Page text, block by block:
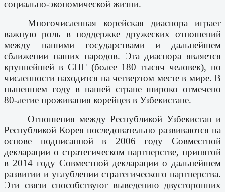
социально-экономической жизни.
Многочисленная корейская диаспора играет
важную роль в поддержке дружеских отношений
между нашими государствами и дальнейшем
сближении наших народов. Эта диаспора является
крупнейшей в СНГ (более 180 тысяч человек), по
численности находится на четвертом месте в мире. В
нынешнем году в нашей стране широко отмечено
80-летие проживания корейцев в Узбекистане.
Отношения между Республикой Узбекистан и
Республикой Корея последовательно развиваются на
основе подписанной в 2006 году Совместной
декларации о стратегическом партнерстве, принятой
в 2014 году Совместной декларации о дальнейшем
развитии и углублении стратегического партнерства.
Эти связи способствуют выведению двусторонних